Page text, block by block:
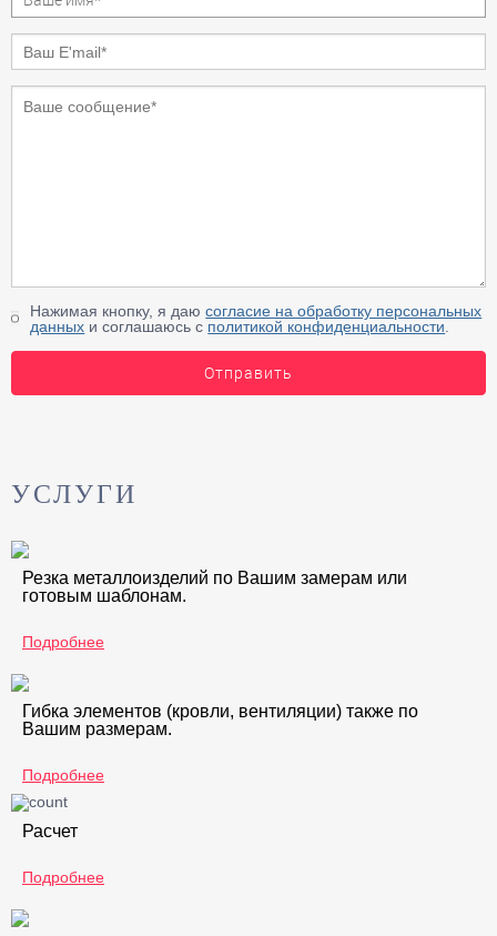
Нажимая кнопку, я даюсогласие на обработку персональных
данных и соглашаюсь с политикой конфиденциальности.
Отправить
УСЛУГИ
Резка металлоизделий по Вашим замерам или
готовым шаблонам.
Подробнее
Гибка элементов (кровли, вентиляции) также по
Вашим размерам.
Подробнее
Расчет
Подробнее